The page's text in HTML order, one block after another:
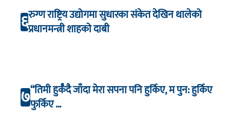
६रुग्ण राष्ट्रिय उद्योगमा सुधारका संकेत देखिन थालेको
प्रधानमन्त्री शाहको दाबी
७“तिमी हुर्कँदै जाँदा मेरा सपना पनि हुर्किए, म पुन: हुर्किए
फुर्किए …